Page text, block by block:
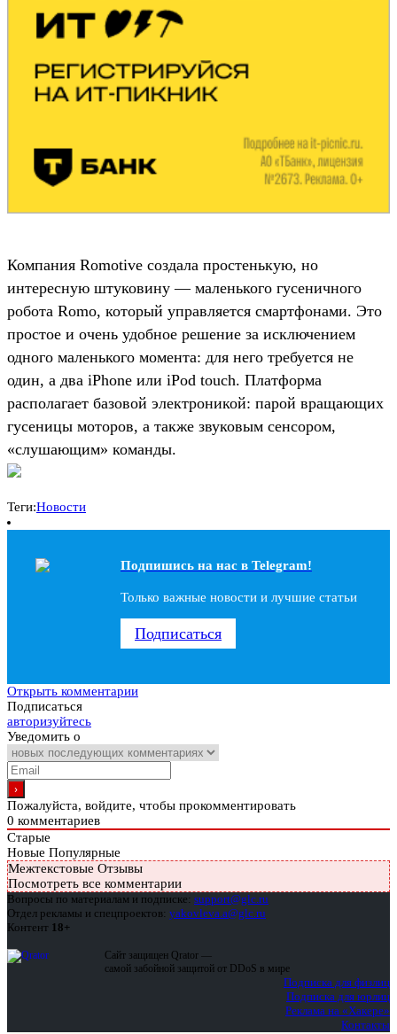
Компания Romotive создала простенькую, но
интересную штуковину — маленького гусеничного
робота Romo, который управляется смартфонами. Это
простое и очень удобное решение за исключением
одного маленького момента: для него требуется не
один, а два iPhone или iPod touch. Платформа
располагает базовой электроникой: парой вращающих
гусеницы моторов, а также звуковым сенсором,
«слушающим» команды.
Теги:Новости
Подпишись на наc в Telegram!
Только важные новости и лучшие статьи
Подписаться
Открыть комментарии
Подписаться
авторизуйтесь
Уведомить о
Пожалуйста, войдите, чтобы прокомментировать
0 комментариев
Старые
Новые Популярные
Межтекстовые Отзывы
Посмотреть все комментарии
Вопросы по материалам и подписке: support@glc.ru
Отдел рекламы и спецпроектов: yakovleva.a@glc.ru
Контент 18+
Сайт защищен Qrator —
самой забойной защитой от DDoS в мире
Подписка для физлиц
Подписка для юрлиц
Реклама на «Хакере»
Контакты